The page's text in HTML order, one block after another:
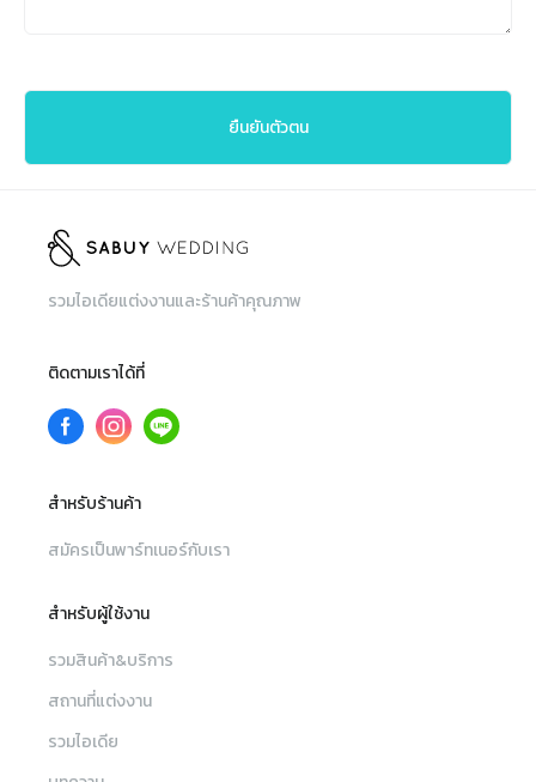
ยืนยันตัวตน
รวมไอเดียแต่งงานและร้านค้าคุณภาพ
ติดตามเราได้ที่
สำหรับร้านค้า
สมัครเป็นพาร์ทเนอร์กับเรา
สำหรับผู้ใช้งาน
รวมสินค้า&บริการ
สถานที่แต่งงาน
รวมไอเดีย